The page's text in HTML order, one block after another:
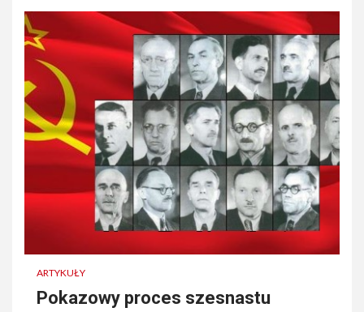
ARTYKUŁY
Pokazowy proces szesnastu